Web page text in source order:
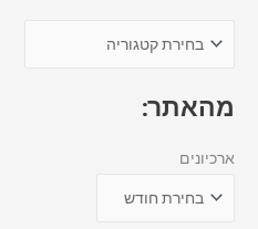
מהאתר:
ארכיונים